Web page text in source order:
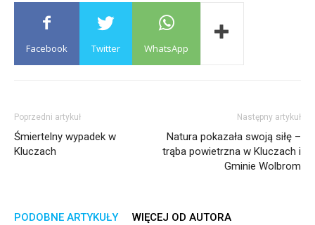
Facebook Twitter WhatsApp
Poprzedni artykuł
Śmiertelny wypadek w
Kluczach
Następny artykuł
Natura pokazała swoją siłę –
trąba powietrzna w Kluczach i
Gminie Wolbrom
PODOBNE ARTYKUŁY WIĘCEJ OD AUTORA